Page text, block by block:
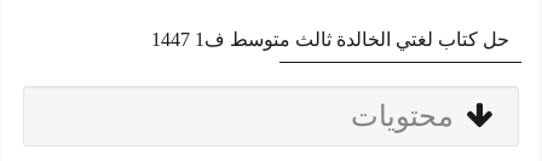
حل كتاب لغتي الخالدة ثالث متوسط ف1 1447
محتويات